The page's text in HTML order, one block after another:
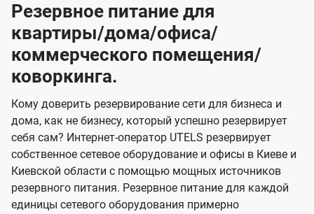
Резервное питание для
квартиры/дома/офиса/
коммерческого помещения/
коворкинга.
Кому доверить резервирование сети для бизнеса и
дома, как не бизнесу, который успешно резервирует
себя сам? Интернет-оператор UTELS резервирует
собственное сетевое оборудование и офисы в Киеве и
Киевской области с помощью мощных источников
резервного питания. Резервное питание для каждой
единицы сетевого оборудования примерно